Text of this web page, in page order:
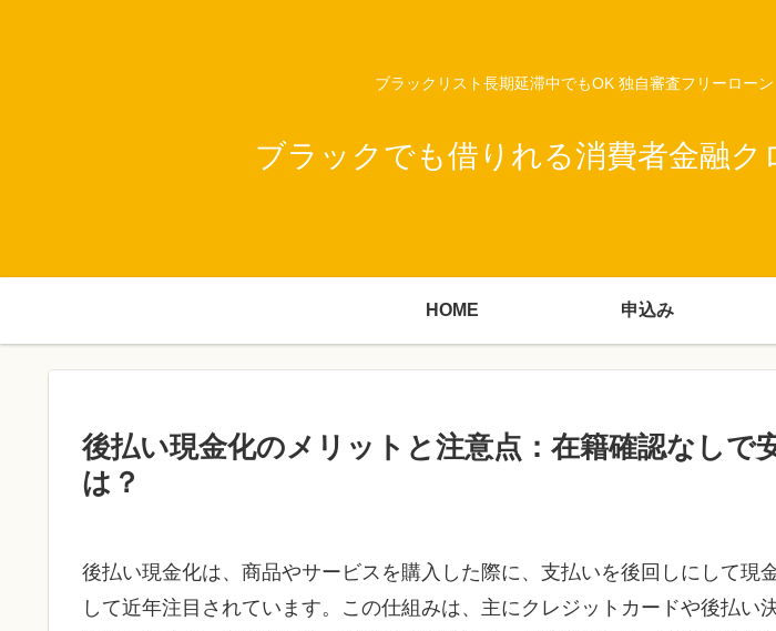
ブラックリスト長期延滞中でもOK 独自審査フリーロー
ブラックでも借りれる消費者金融
HOME 申込み
後払い現金化のメリットと注意点：在籍確認なしで
は？
後払い現金化は、商品やサービスを購入した際に、支払いを後回しにして現
して近年注目されています。この仕組みは、主にクレジットカードや後払い